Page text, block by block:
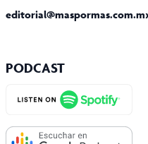
PODCAST